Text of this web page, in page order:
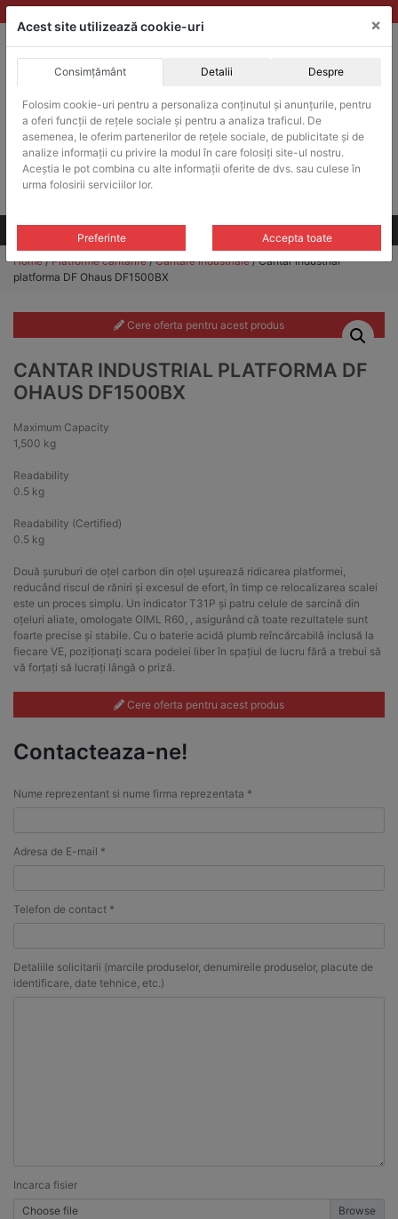
Skip
to
ACHIZITII PUBLICE
Produsele pot fi achizitionate si in sistemul SEAP / SICAP
Products
search
CAUTARE
Toate produsele
Home/Platforme cantarire/Cantare industriale/ Cantar industrial
platforma DF Ohaus DF1500BX
Cere oferta pentru acest produs
CANTAR INDUSTRIAL PLATFORMA DF
OHAUS DF1500BX
Maximum Capacity
1,500 kg
Readability
0.5 kg
Readability (Certified)
0.5 kg
Două șuruburi de oțel carbon din oțel ușurează ridicarea platformei,
reducând riscul de răniri și excesul de efort, în timp ce relocalizarea scalei
este un proces simplu. Un indicator T31P și patru celule de sarcină din
oțeluri aliate, omologate OIML R60, , asigurând că toate rezultatele sunt
foarte precise și stabile. Cu o baterie acidă plumb reîncărcabilă inclusă la
fiecare VE, poziționați scara podelei liber în spațiul de lucru fără a trebui să
vă forțați să lucrați lângă o priză.
Cere oferta pentru acest produs
Contacteaza-ne!
Nume reprezentant si nume firma reprezentata *
Adresa de E-mail *
Telefon de contact *
Detaliile solicitarii (marcile produselor, denumireile produselor, placute de
identificare, date tehnice, etc.)
Incarca fisier
Choose file
Acest site utilizează cookie-uri ×
Consimțământ Detalii Despre
Folosim cookie-uri pentru a personaliza conținutul și anunțurile, pentru
a oferi funcții de rețele sociale și pentru a analiza traficul. De
asemenea, le oferim partenerilor de rețele sociale, de publicitate și de
analize informații cu privire la modul în care folosiți site-ul nostru.
Aceștia le pot combina cu alte informații oferite de dvs. sau culese în
urma folosirii serviciilor lor.
Preferinte Accepta toate